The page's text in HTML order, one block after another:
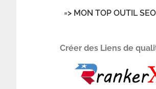
=> MON TOP OUTIL
Créer des Liens de